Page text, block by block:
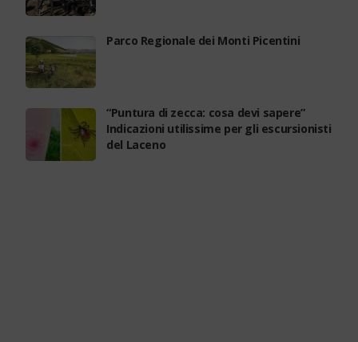
Parco Regionale dei Monti Picentini
“Puntura di zecca: cosa devi sapere”
Indicazioni utilissime per gli escursionisti
del Laceno